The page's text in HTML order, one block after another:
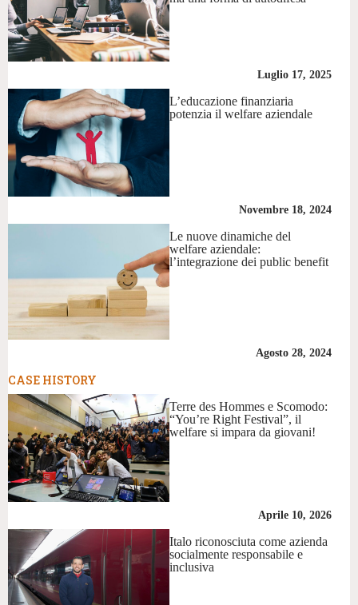
Luglio 17, 2025
L’educazione finanziaria
potenzia il welfare aziendale
Novembre 18, 2024
Le nuove dinamiche del
welfare aziendale:
l’integrazione dei public benefit
Agosto 28, 2024
CASE HISTORY
Terre des Hommes e Scomodo:
“You’re Right Festival”, il
welfare si impara da giovani!
Aprile 10, 2026
Italo riconosciuta come azienda
socialmente responsabile e
inclusiva